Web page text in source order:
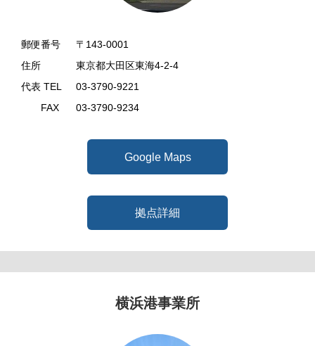
郵便番号
〒143-0001
住所
東京都大田区東海4-2-4
代表 TEL
03-3790-9221
FAX
03-3790-9234
Google Maps
拠点詳細
横浜港事業所